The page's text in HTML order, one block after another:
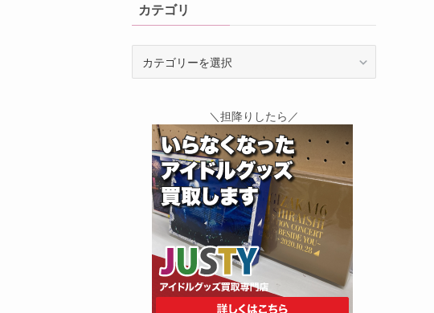
カテゴリ
＼担降りしたら／